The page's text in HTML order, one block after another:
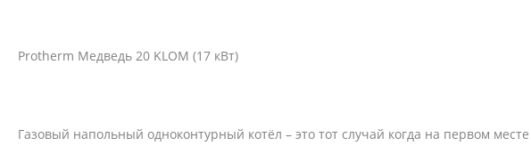
Protherm Медведь 20 KLOM (17 кВт)
Газовый напольный одноконтурный котёл – это тот случай когда на первом